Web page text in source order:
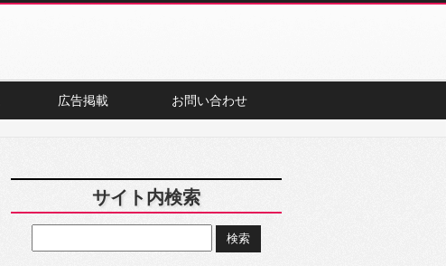
広告掲載 お問い合わせ
サイト内検索